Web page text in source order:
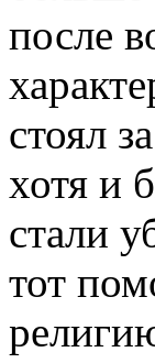
после
стоял
хотя и
стали
тот